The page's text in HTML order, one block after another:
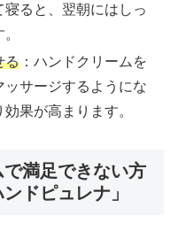
ると、翌朝にはしっ
る ：ハンドクリームを
サージするようにな
果が高まります。
満足できない方
ドピュレナ」